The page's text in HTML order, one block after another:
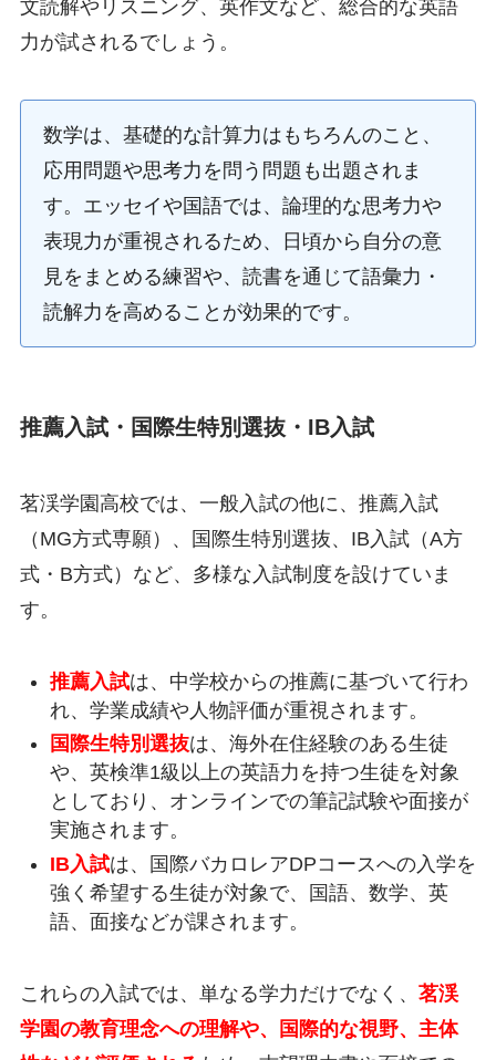
文読解やリスニング、英作文など、総合的な英語
力が試されるでしょう。
数学は、基礎的な計算力はもちろんのこと、
応用問題や思考力を問う問題も出題されま
す。エッセイや国語では、論理的な思考力や
表現力が重視されるため、日頃から自分の意
見をまとめる練習や、読書を通じて語彙力・
読解力を高めることが効果的です。
推薦入試・国際生特別選抜・IB入試
茗渓学園高校では、一般入試の他に、推薦入試
（MG方式専願）、国際生特別選抜、IB入試（A方
式・B方式）など、多様な入試制度を設けていま
す。
推薦入試は、中学校からの推薦に基づいて行わ
れ、学業成績や人物評価が重視されます。
国際生特別選抜は、海外在住経験のある生徒
や、英検準1級以上の英語力を持つ生徒を対象
としており、オンラインでの筆記試験や面接が
実施されます。
IB入試は、国際バカロレアDPコースへの入学を
強く希望する生徒が対象で、国語、数学、英
語、面接などが課されます。
これらの入試では、単なる学力だけでなく、 茗渓
学園の教育理念への理解や、国際的な視野、主体